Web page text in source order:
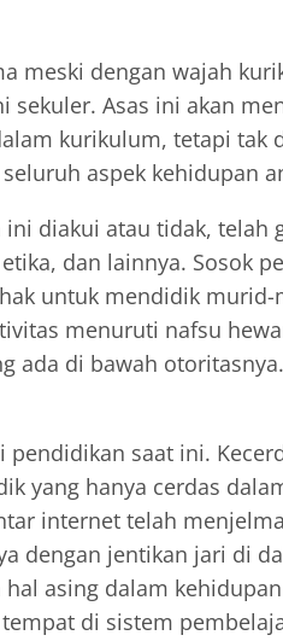
meski dengan wajah
sekuler. Asas ini akan
kurikulum, tetapi tak
aspek kehidupan
diakui atau tidak, telah
dan lainnya. Sosok
untuk mendidik murid-
menuruti nafsu
ada di bawah
saat ini.
yang hanya cerdas
internet telah
dengan jentikan jari di
asing dalam
di sistem